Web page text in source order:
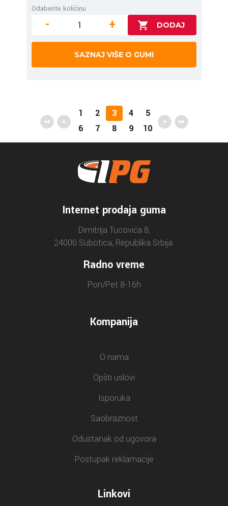
Odaberite količinu
- +
SAZNAJ VIŠE O GUMI
1 2 3 4
5
6
7 8 9 10
Internet prodaja guma
Dimitrija Tucovića 8,
24000 Subotica, Republika Srbija.
Radno vreme
Pon/Pet 8-16h
Kompanija
O nama
Opšti uslovi
Isporuka
Saobraznost
Odustanak od ugovora
Postupak reklamacije
Linkovi